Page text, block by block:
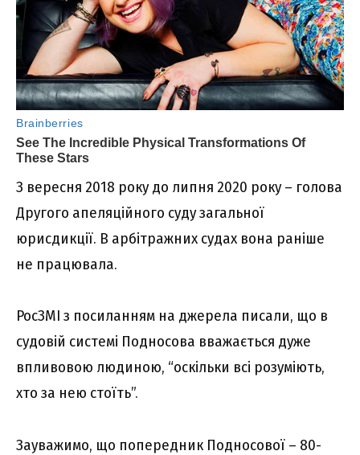
З вересня 2018 року до липня 2020 року – голова
Другого апеляційного суду загальної
юрисдикції. В арбітражних судах вона раніше
не працювала.
РосЗМІ з посиланням на джерела писали, що в
судовій системі Подносова вважається дуже
впливовою людиною, “оскільки всі розуміють,
хто за нею стоїть”.
Зауважимо, що попередник Подносової – 80-